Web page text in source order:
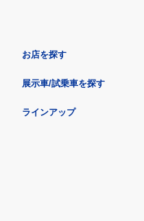
お店を探す
展示車/試乗車を探す
ラインアップ